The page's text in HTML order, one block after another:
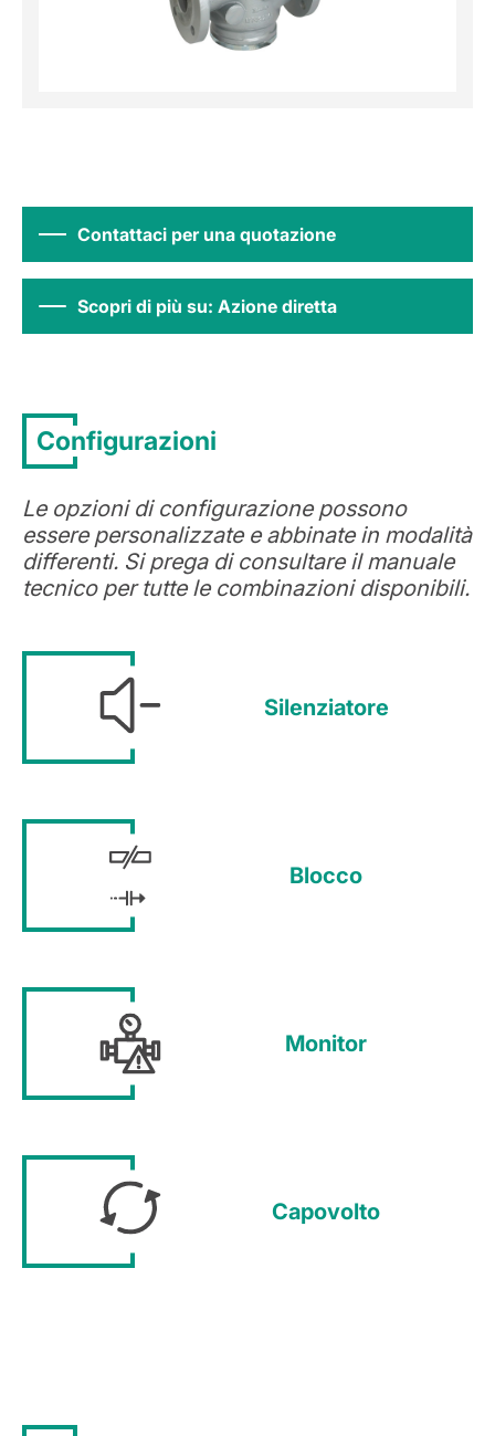
Contattaci per una quotazione
Scopri di più su: Azione diretta
Configurazioni
Le opzioni di configurazione possono
essere personalizzate e abbinate in modalità
differenti. Si prega di consultare il manuale
tecnico per tutte le combinazioni disponibili.
Silenziatore
Blocco
Monitor
Capovolto